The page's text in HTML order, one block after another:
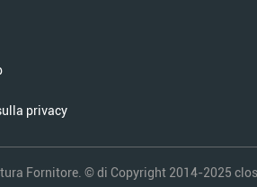
privacy
Fornitore. © di Copyright 2014-2025